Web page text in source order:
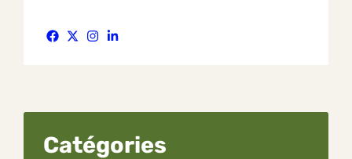
Catégories